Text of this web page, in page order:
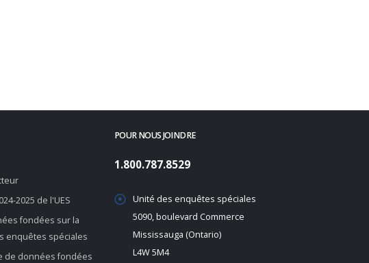
2025 de l'UES
fondées sur la
enquêtes spéciales
de données fondées
POUR NOUS JOINDRE
1.800.787.8529
Unité des enquêtes spéciales
5090, boulevard Commerce
Mississauga (Ontario)
L4W 5M4